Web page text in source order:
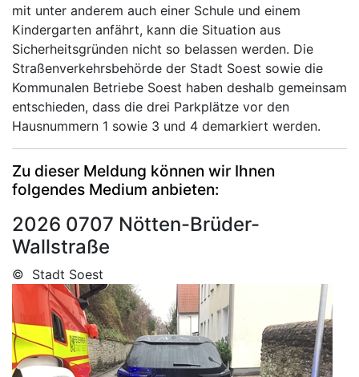
mit unter anderem auch einer Schule und einem
Kindergarten anfährt, kann die Situation aus
Sicherheitsgründen nicht so belassen werden. Die
Straßenverkehrsbehörde der Stadt Soest sowie die
Kommunalen Betriebe Soest haben deshalb gemeinsam
entschieden, dass die drei Parkplätze vor den
Hausnummern 1 sowie 3 und 4 demarkiert werden.
Zu dieser Meldung können wir Ihnen
folgendes Medium anbieten:
2026 0707 Nötten-Brüder-
Wallstraße
© Stadt Soest